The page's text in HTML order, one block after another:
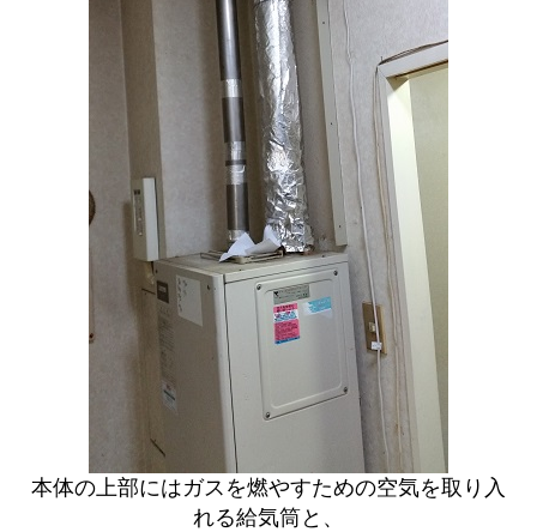
本体の上部にはガスを燃やすための空気を取り入
れる給気筒と、